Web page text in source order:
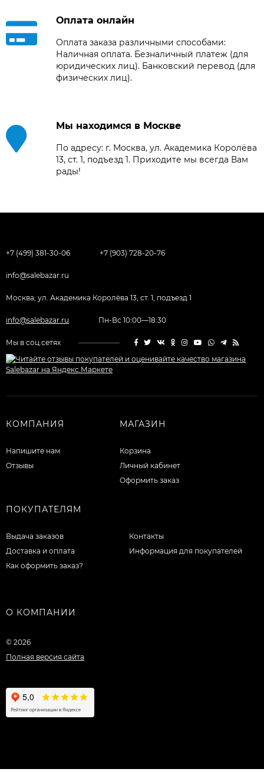
Оплата онлайн
Оплата заказа различными способами:
Наличная оплата. Безналичный платеж (для
юридических лиц). Банковский перевод (для
физических лиц).
Мы находимся в Москве
По адресу: г. Москва, ул. Академика Королёва
13, ст. 1, подъезд 1. Приходите мы всегда Вам
рады!
+7 (499) 381-30-06 +7 (903) 728-20-76
info@salebazar.ru
Москва, ул. Академика Королёва 13, ст. 1, подъезд 1
info@salebazar.ru Пн-Вс 10:00—18:30
Мы в соц.сетях
КОМПАНИЯ
Напишите нам
Отзывы
МАГАЗИН
Корзина
Личный кабинет
Оформить заказ
ПОКУПАТЕЛЯМ
Выдача заказов
Доставка и оплата
Как оформить заказ?
Контакты
Информация для покупателей
О КОМПАНИИ
© 2026
Полная версия сайта